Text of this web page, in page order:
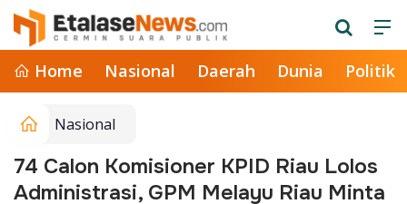
Home Nasional Daerah Dunia Politik
Nasional
74 Calon Komisioner KPID Riau Lolos
Administrasi, GPM Melayu Riau Minta